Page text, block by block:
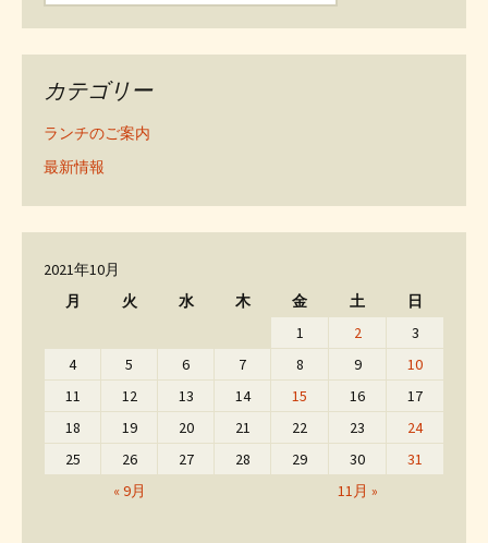
カテゴリー
ランチのご案内
最新情報
2021年10月
月
火 水 木 金 土 日
« 9月 11月 »
1 2
3
4
5 6 7 8 9
10
11
12 13 14 15 16
17
18
19 20 21 22 23
24
25
26 27 28 29 30 31